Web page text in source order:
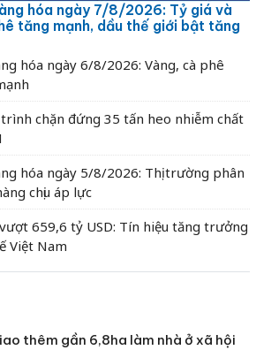
hóa ngày 7/8/2026: Tỷ giá và
tăng mạnh, dầu thế giới bật tăng
hóa ngày 6/8/2026: Vàng, cà phê
chặn đứng 35 tấn heo nhiễm chất
hóa ngày 5/8/2026: Thị trường phân
chịu áp lực
659,6 tỷ USD: Tín hiệu tăng trưởng
Việt Nam
thêm gần 6,8ha làm nhà ở xã hội